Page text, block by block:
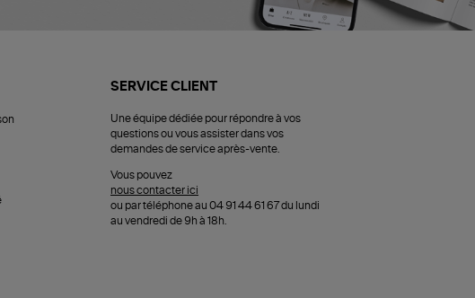
SERVICE CLIENT
Une équipe dédiée pour répondre à vos
questions ou vous assister dans vos
demandes de service après-vente.
Vous pouvez
nous contacter ici
ou par téléphone au 04 91 44 61 67 du lundi
au vendredi de 9h à 18h.